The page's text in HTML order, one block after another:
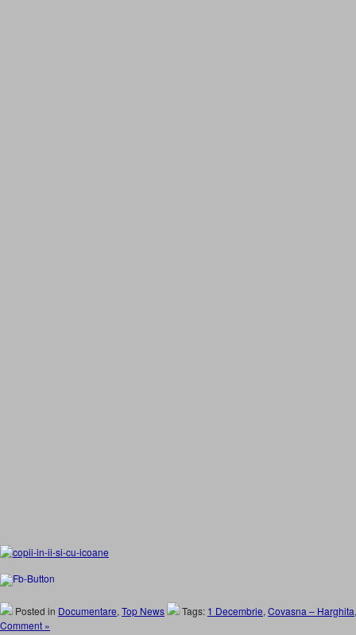
Posted in Documentare, Top News Tags: 1 Decembrie, Covasna – Harghita
Comment »